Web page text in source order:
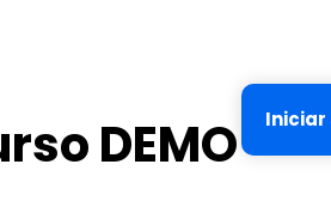
DEMO